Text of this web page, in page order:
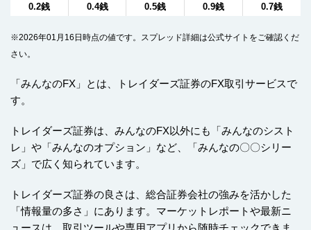
0.2銭 0.4銭 0.5銭 0.9銭 0.7銭
※2026年01月16日時点の値です。スプレッド詳細は公式サイトをご確認くだ
さい。
「みんなのFX」とは、トレイダーズ証券のFX取引サービスで
す。
トレイダーズ証券は、みんなのFX以外にも「みんなのシスト
レ」や「みんなのオプション」など、「みんなの〇〇シリー
ズ」で広く知られています。
トレイダーズ証券の良さは、総合証券会社の強みを活かした
「情報量の多さ」にあります。マーケットレポートや最新ニ
ュースは、取引ツールや専用アプリから随時チェックできま